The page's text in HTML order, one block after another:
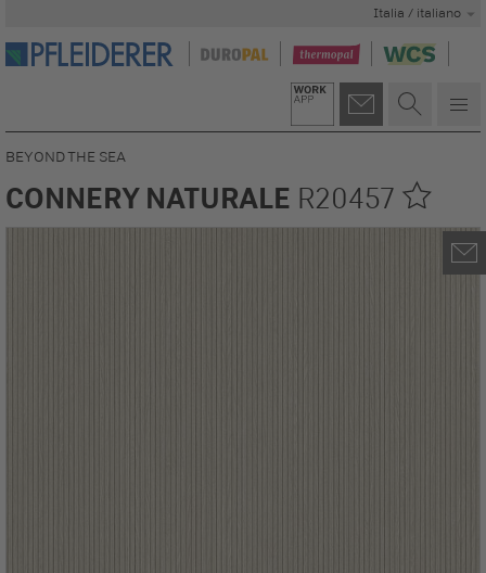
Italia / italiano
BEYOND THE SEA
CONNERY NATURALE R20457